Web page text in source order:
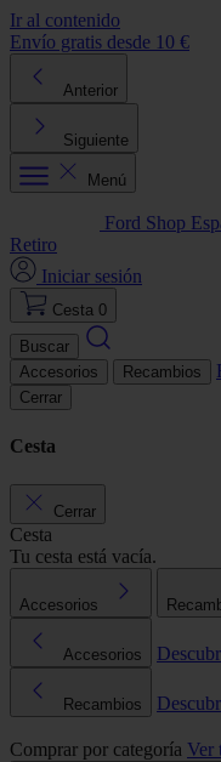
Ir al contenido
Envío gratis desde 10 €
Anterior
Siguiente
Menú
Ford Shop
Retiro
Iniciar sesión
Cesta 0
Buscar
Accesorios
Recambios
Cerrar
Cesta
Cerrar
Cesta
Tu cesta está vacía.
Accesorios
Accesorios
Recambios
Comprar por categoría Ver